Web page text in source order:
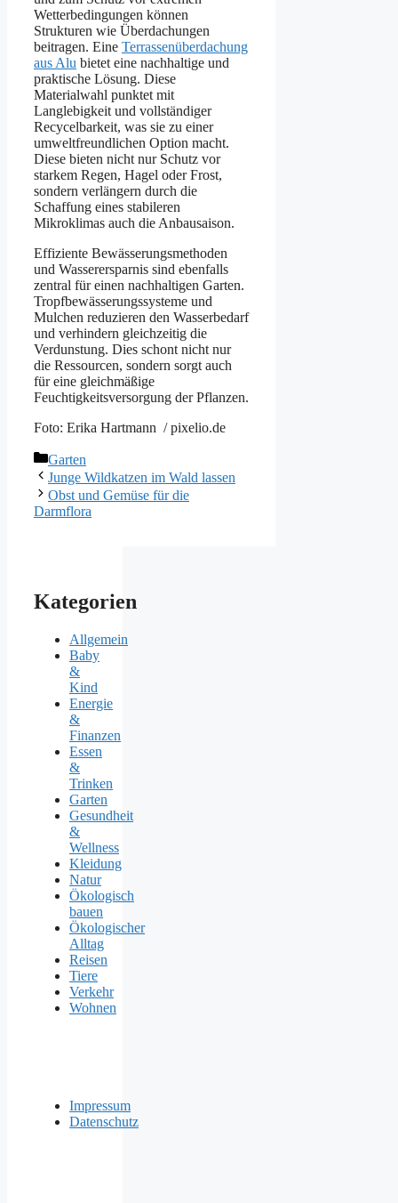
Wetterbedingungen können
Strukturen wie Überdachungen
beitragen. Eine Terrassenüberdachung
aus Alu bietet eine nachhaltige und
praktische Lösung. Diese
Materialwahl punktet mit
Langlebigkeit und vollständiger
Recycelbarkeit, was sie zu einer
umweltfreundlichen Option macht.
Diese bieten nicht nur Schutz vor
starkem Regen, Hagel oder Frost,
sondern verlängern durch die
Schaffung eines stabileren
Mikroklimas auch die Anbausaison.
Effiziente Bewässerungsmethoden
und Wasserersparnis sind ebenfalls
zentral für einen nachhaltigen Garten.
Tropfbewässerungssysteme und
Mulchen reduzieren den Wasserbedarf
und verhindern gleichzeitig die
Verdunstung. Dies schont nicht nur
die Ressourcen, sondern sorgt auch
für eine gleichmäßige
Feuchtigkeitsversorgung der Pflanzen.
Foto: Erika Hartmann / pixelio.de
Kategorien
Garten
Junge Wildkatzen im Wald lassen
Obst und Gemüse für die
Darmflora
Kategorien
Allgemein
Baby
&
Kind
Energie
&
Finanzen
Essen
&
Trinken
Garten
Gesundheit
&
Wellness
Kleidung
Natur
Ökologisch
bauen
Ökologischer
Alltag
Reisen
Tiere
Verkehr
Wohnen
Impressum
Datenschutz